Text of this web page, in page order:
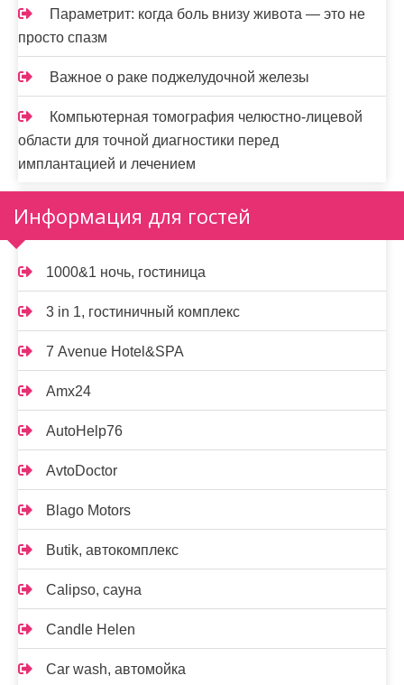
Параметрит: когда боль внизу живота — это не
просто спазм
Важное о раке поджелудочной железы
Компьютерная томография челюстно-лицевой
области для точной диагностики перед
имплантацией и лечением
Информация для гостей
1000&1 ночь, гостиница
3 in 1, гостиничный комплекс
7 Avenue Hotel&SPA
Amx24
AutoHelp76
AvtoDoctor
Blago Motors
Butik, автокомплекс
Calipso, сауна
Candle Helen
Car wash, автомойка